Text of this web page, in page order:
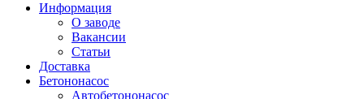
Информация
О заводе
Вакансии
Статьи
Доставка
Бетононасос
Автобетононасос